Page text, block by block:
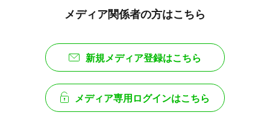
メディア関係者の方はこちら
新規メディア登録はこちら
メディア専用ログインはこちら